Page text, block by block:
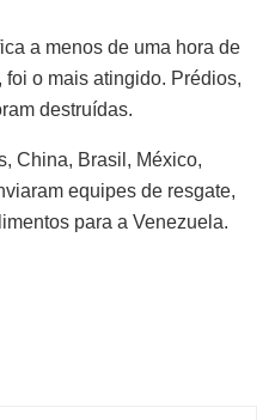
a menos de uma hora de
o mais atingido. Prédios,
destruídas.
China, Brasil, México,
equipes de resgate,
para a Venezuela.